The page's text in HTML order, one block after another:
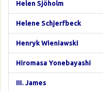
Helen Sjöholm
Helene Schjerfbeck
Henryk Wieniawski
Hiromasa Yonebayashi
III. James